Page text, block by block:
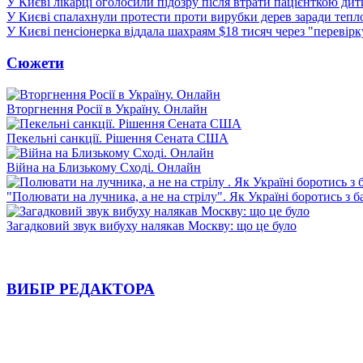
У Києві спалахнули протести проти вирубки дерев заради
У Києві пенсіонерка віддала шахраям $18 тисяч через
Сюжети
Вторгнення Росії в Україну. Онлайн
Пекельні санкції. Рішення Сената США
Війна на Близькому Сході. Онлайн
"Полювати на лучника, а не на стрілу". Як Україні боротись з
Загадковий звук вибуху налякав Москву: що це було
ВИБІР РЕДАКТОРА